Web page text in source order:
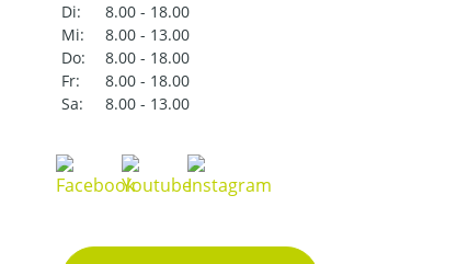
Di:
8.00 - 18.00
Mi:
8.00 - 13.00
Do:
8.00 - 18.00
Fr:
8.00 - 18.00
Sa:
8.00 - 13.00